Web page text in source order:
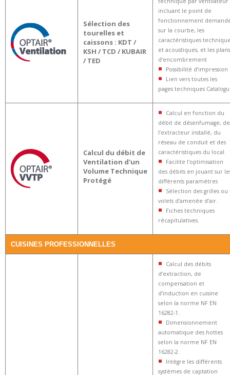
Sélection des
tourelles et
caissons : KDT /
KSH / TCD / KUBAIR
/ TED
incluant le point de
fonctionnement
sur la courbe, les
caractéristiques
et acoustiques, et les plans
d’encombrement
Possibilité d’impression
Lien vers toutes les
pages techniques
Calcul du débit de
Ventilation d'un
Volume Technique
Protégé
Calcul en fonction du
débit de désenfumage, de
l’extracteur installé, du
réseau de conduit et des
caractéristiques du local.
Facilite l'optimisation
des débits en jouant sur
différents paramètres
Sélection des grilles ou
volets d’amenée d’air.
Fiches techniques
récapitulatives.
CUISINES PROFESSIONNELLES
Calcul des débits
d’extraction, de
compensation et
d’induction en cuisine
selon la norme NF EN
16282-1.
Dimensionnement
automatique des hottes
selon la norme NF EN
16282-2.
Intègre les différents
systèmes de captation